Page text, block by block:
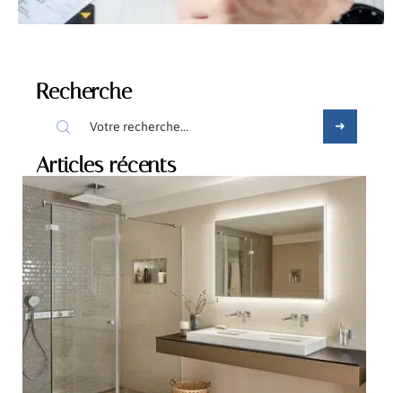
Recherche
Articles récents